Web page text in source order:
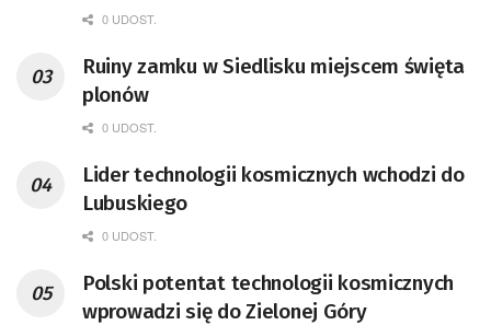
pracownik CERN w Genewie,
doktor habilitowany nauk fizycznych,
koordynator Rady Sektorowej ds.
Kompetencji Przemysłu Lotniczo-
Badań Kosmicznych i Satelitarnych PAN.
0 UDOST.
Ruiny zamku w Siedlisku miejscem święta
plonów
0 UDOST.
Lider technologii kosmicznych wchodzi do
Lubuskiego
0 UDOST.
Polski potentat technologii kosmicznych
wprowadzi się do Zielonej Góry